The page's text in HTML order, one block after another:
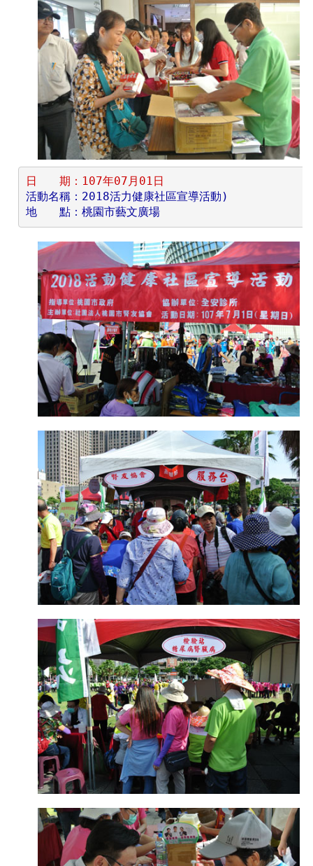
日　　期：107年07月01日
活動名稱：2018活力健康社區宣導活動)
地　　點：桃園市藝文廣場